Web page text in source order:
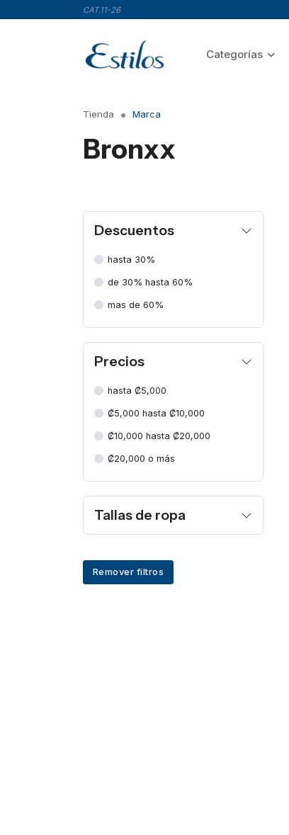
CAT.11-26
Categorías
Tienda Marca
Bronxx
Descuentos
hasta 30%
de 30% hasta 60%
mas de 60%
Precios
hasta ₡5,000
₡5,000 hasta ₡10,000
₡10,000 hasta ₡20,000
₡20,000 o más
Tallas de ropa
Remover filtros